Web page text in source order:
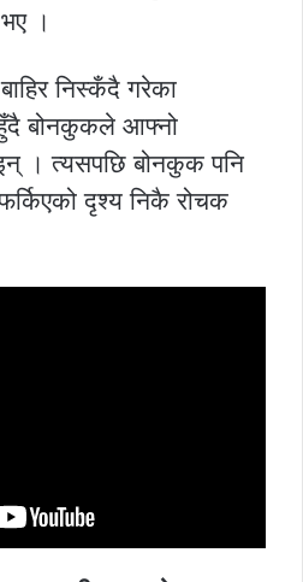
।
निस्कँदै गरेका
बोनकुकले आफ्नो
। त्यसपछि बोनकुक पनि
दृश्य निकै रोचक